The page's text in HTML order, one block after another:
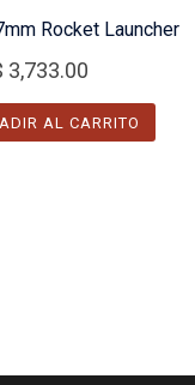
Rocket Launcher
3,733.00
AL CARRITO